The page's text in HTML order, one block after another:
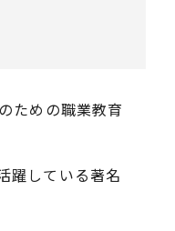
ための職業教育
躍している著名